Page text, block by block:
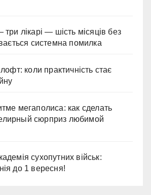
лікарі — шість місяців без
системна помилка
коли практичність стає
мегаполиса: как сделать
сюрприз любимой
сухопутних військ:
до 1 вересня!